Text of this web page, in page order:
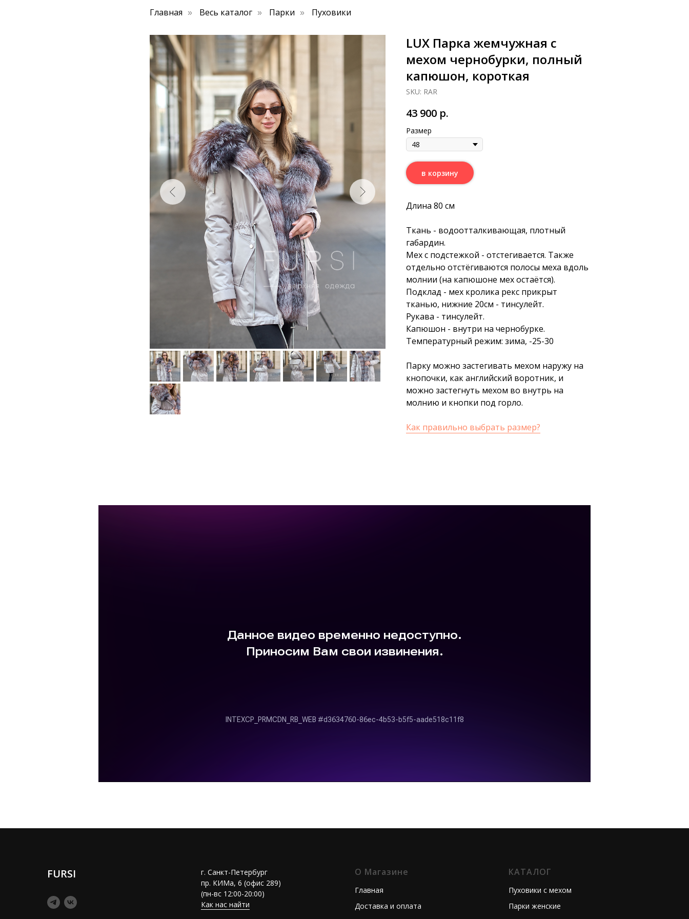
Главная » Весь каталог » Парки » Пуховики
LUX Парка жемчужная с
мехом чернобурки, полный
капюшон, короткая
SKU: RAR
43 900 р.
Размер
в корзину
Длина 80 см
Ткань - водоотталкивающая, плотный
габардин.
Мех с подстежкой - отстегивается. Также
отдельно отстёгиваются полосы меха вдоль
молнии (на капюшоне мех остаётся).
Подклад - мех кролика рекс прикрыт
тканью, нижние 20см - тинсулейт.
Рукава - тинсулейт.
Капюшон - внутри на чернобурке.
Температурный режим: зима, -25-30
Парку можно застегивать мехом наружу на
кнопочки, как английский воротник, и
можно застегнуть мехом во внутрь на
молнию и кнопки под горло.
Как правильно выбрать размер?
FURSI
г. Санкт-Петербург
пр. КИМа, 6 (офис 289)
(пн-вс 12:00-20:00)
Как нас найти
О Магазине
Главная
Доставка и оплата
КАТАЛОГ
Пуховики с мехом
Парки женские